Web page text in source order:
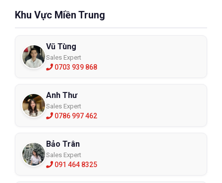
Khu Vực Miền Trung
Vũ Tùng
Sales Expert
0703 939 868
Anh Thư
Sales Expert
0786 997 462
Bảo Trân
Sales Expert
091 464 8325